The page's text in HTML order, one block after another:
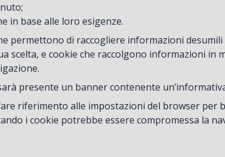
in base alle loro esigenze.
permettono di raccogliere informazioni desumili
scelta, e cookie che raccolgono informazioni in
presente un banner contenente
riferimento alle impostazioni del browser per
i cookie potrebbe essere compromessa la